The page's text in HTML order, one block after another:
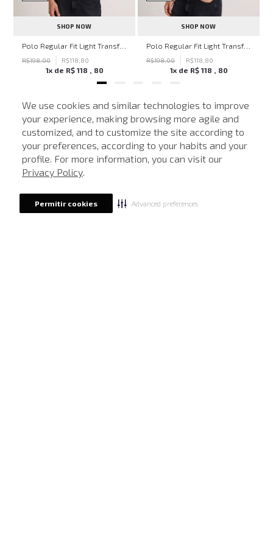
We use cookies and similar technologies to improve
your experience, making browsing more agile and
customized, and to customize the site according to
your preferences, according to your habits and your
profile. For more information, you can visit our
Privacy Policy.
Permitir cookies Advanced preferences
SHOP NOW
Polo Regular Fit Light Transfer Bege Médio John John Masculina
R$198,00 R$118 80
1x de R$ 118 80
SHOP NOW
Polo Regular Fit Light Transfer Verde Escuro John John Masculina
R$198,00 R$118 80
1x de R$ 118 80
NEWSLETTER
Cadastre seu e-mail para receber nossas novidades.
Eu li, estou ciente das condições de tratamento dos meus dados pessoais e forneço